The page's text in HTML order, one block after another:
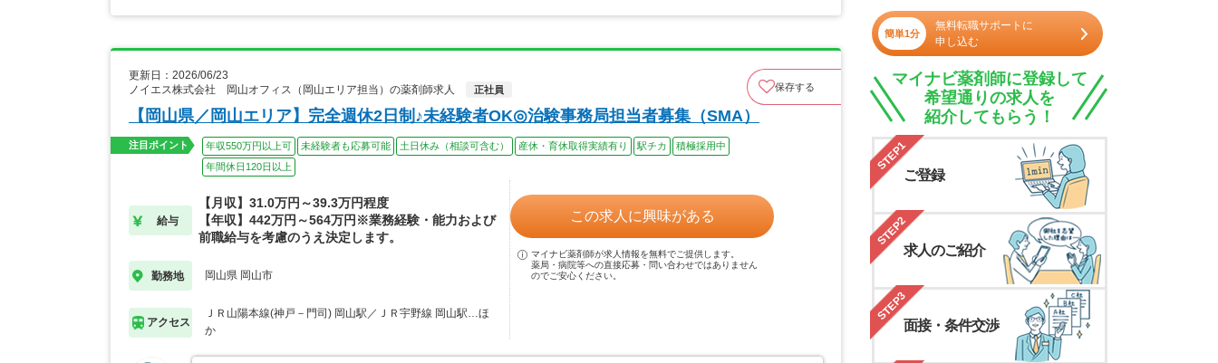
更新日：2026/06/23
ノイエス株式会社 岡山オフィス（岡山エリア担当）の薬剤師求人
正社員 保存する
【岡山県／岡山エリア】完全週休2日制♪未経験者OK◎治験事務局担当者募集（SMA）
注目ポイント 年収550万円以上可 未経験者も応募可能 土日休み（相談可含む） 産休・育休取得実績有り 駅チカ
積極採用中
年間休日120日以上
給与
【月収】31.0万円～39.3万円程度
【年収】442万円～564万円※業務経験・能力および
前職給与を考慮のうえ決定します。
勤務地 岡山県 岡山市
アクセス
ＪＲ山陽本線(神戸－門司) 岡山駅／ＪＲ宇野線 岡山駅…ほ
か
この求人に興味がある
マイナビ薬剤師が求人情報を無料でご提供します。
薬局・病院等への直接応募・問い合わせではありません
のでご安心ください。
簡単1分
無料転職サポートに
申し込む
マイナビ薬剤師に登録して
希望通りの求人を
紹介してもらう！
STEP1
ご登録
STEP2
求人のご紹介
STEP3
面接・条件交渉